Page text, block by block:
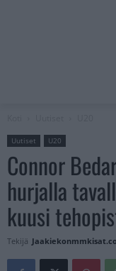
Uutiset U20
Connor
hurjalla
kuusi
Tekijä